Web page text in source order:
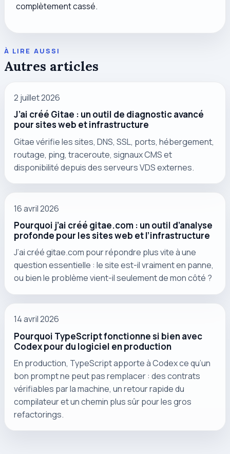
complètement cassé.
À LIRE AUSSI
Autres articles
2 juillet 2026
J’ai créé Gitae : un outil de diagnostic avancé
pour sites web et infrastructure
Gitae vérifie les sites, DNS, SSL, ports, hébergement,
routage, ping, traceroute, signaux CMS et
disponibilité depuis des serveurs VDS externes.
16 avril 2026
Pourquoi j’ai créé gitae.com : un outil d’analyse
profonde pour les sites web et l’infrastructure
J’ai créé gitae.com pour répondre plus vite à une
question essentielle : le site est-il vraiment en panne,
ou bien le problème vient-il seulement de mon côté ?
14 avril 2026
Pourquoi TypeScript fonctionne si bien avec
Codex pour du logiciel en production
En production, TypeScript apporte à Codex ce qu’un
bon prompt ne peut pas remplacer : des contrats
vérifiables par la machine, un retour rapide du
compilateur et un chemin plus sûr pour les gros
refactorings.